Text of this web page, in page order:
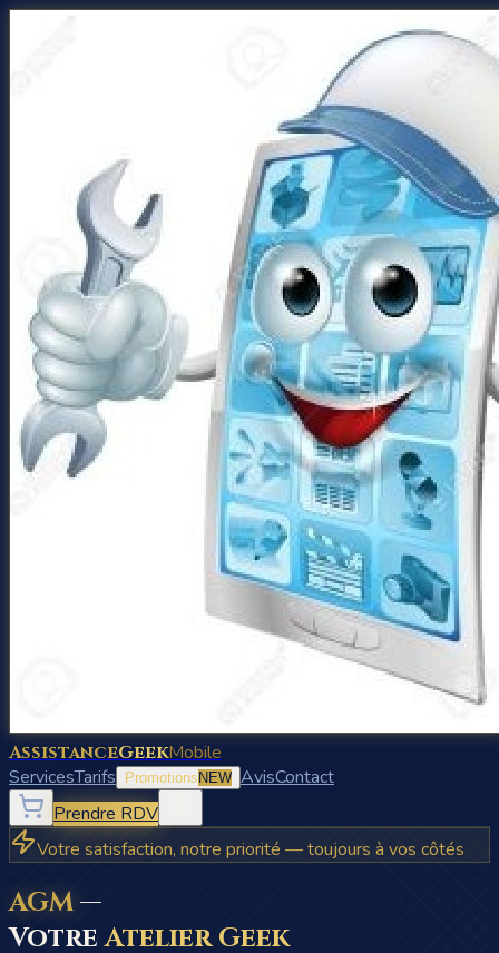
AssistanceGeekMobile
ServicesTarifs Promotions NEW AvisContact
Prendre RDV
Votre satisfaction, notre priorité — toujours à vos côtés
AGM—
VotreAtelier Geek